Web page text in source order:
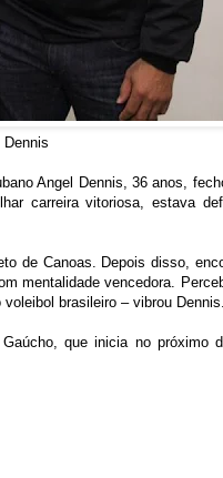
Dennis
Angel Dennis, 36 anos,
carreira vitoriosa, estava
de Canoas. Depois disso,
mentalidade vencedora.
brasileiro – vibrou Dennis.
que inicia no próximo